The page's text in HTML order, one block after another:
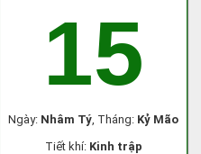
15
Ngày: Nhâm Tý, Tháng: Kỷ Mão
Tiết khí: Kinh trập